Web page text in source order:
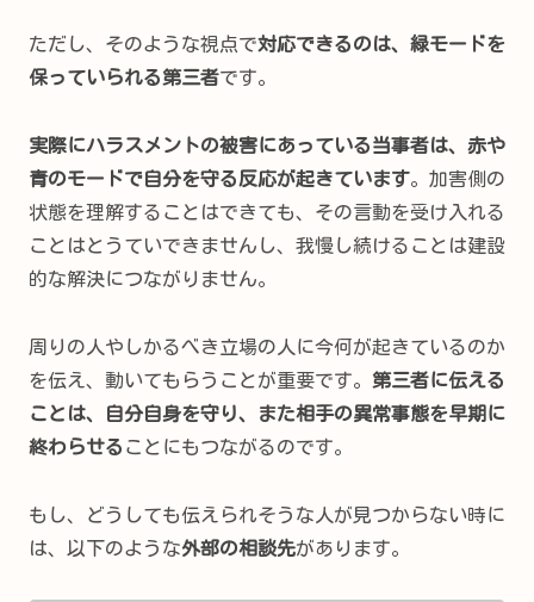
ただし、そのような視点で対応できるのは、緑モードを
保っていられる第三者です。
実際にハラスメントの被害にあっている当事者は、赤や
青のモードで自分を守る反応が起きています。加害側の
状態を理解することはできても、その言動を受け入れる
ことはとうていできませんし、我慢し続けることは建設
的な解決につながりません。
周りの人やしかるべき立場の人に今何が起きているのか
を伝え、動いてもらうことが重要です。 第三者に伝える
ことは、自分自身を守り、また相手の異常事態を早期に
終わらせる ことにもつながるのです。
もし、どうしても伝えられそうな人が見つからない時に
は、以下のような外部の相談先があります。